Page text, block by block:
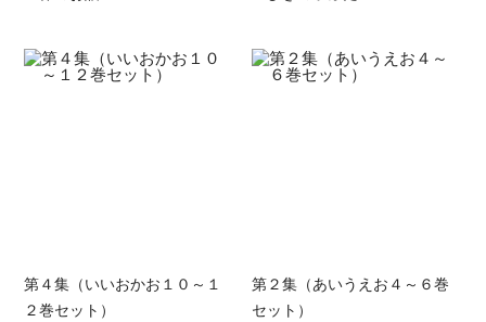
第４集（いいおかお１０～１
２巻セット）
第２集（あいうえお４～６巻
セット）